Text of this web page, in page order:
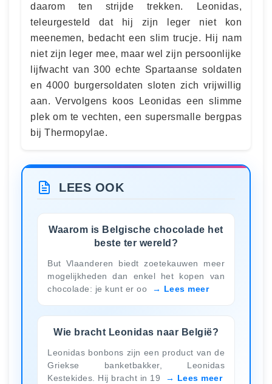
daarom ten strijde trekken. Leonidas,
teleurgesteld dat hij zijn leger niet kon
meenemen, bedacht een slim trucje. Hij nam
niet zijn leger mee, maar wel zijn persoonlijke
lijfwacht van 300 echte Spartaanse soldaten
en 4000 burgersoldaten sloten zich vrijwillig
aan. Vervolgens koos Leonidas een slimme
plek om te vechten, een supersmalle bergpas
bij Thermopylae.
LEES OOK
Waarom is Belgische chocolade het
beste ter wereld?
But Vlaanderen biedt zoetekauwen meer
mogelijkheden dan enkel het kopen van
chocolade: je kunt er oo
Lees meer
Wie bracht Leonidas naar België?
Leonidas bonbons zijn een product van de
Griekse banketbakker, Leonidas
Kestekides. Hij bracht in 19
Lees meer